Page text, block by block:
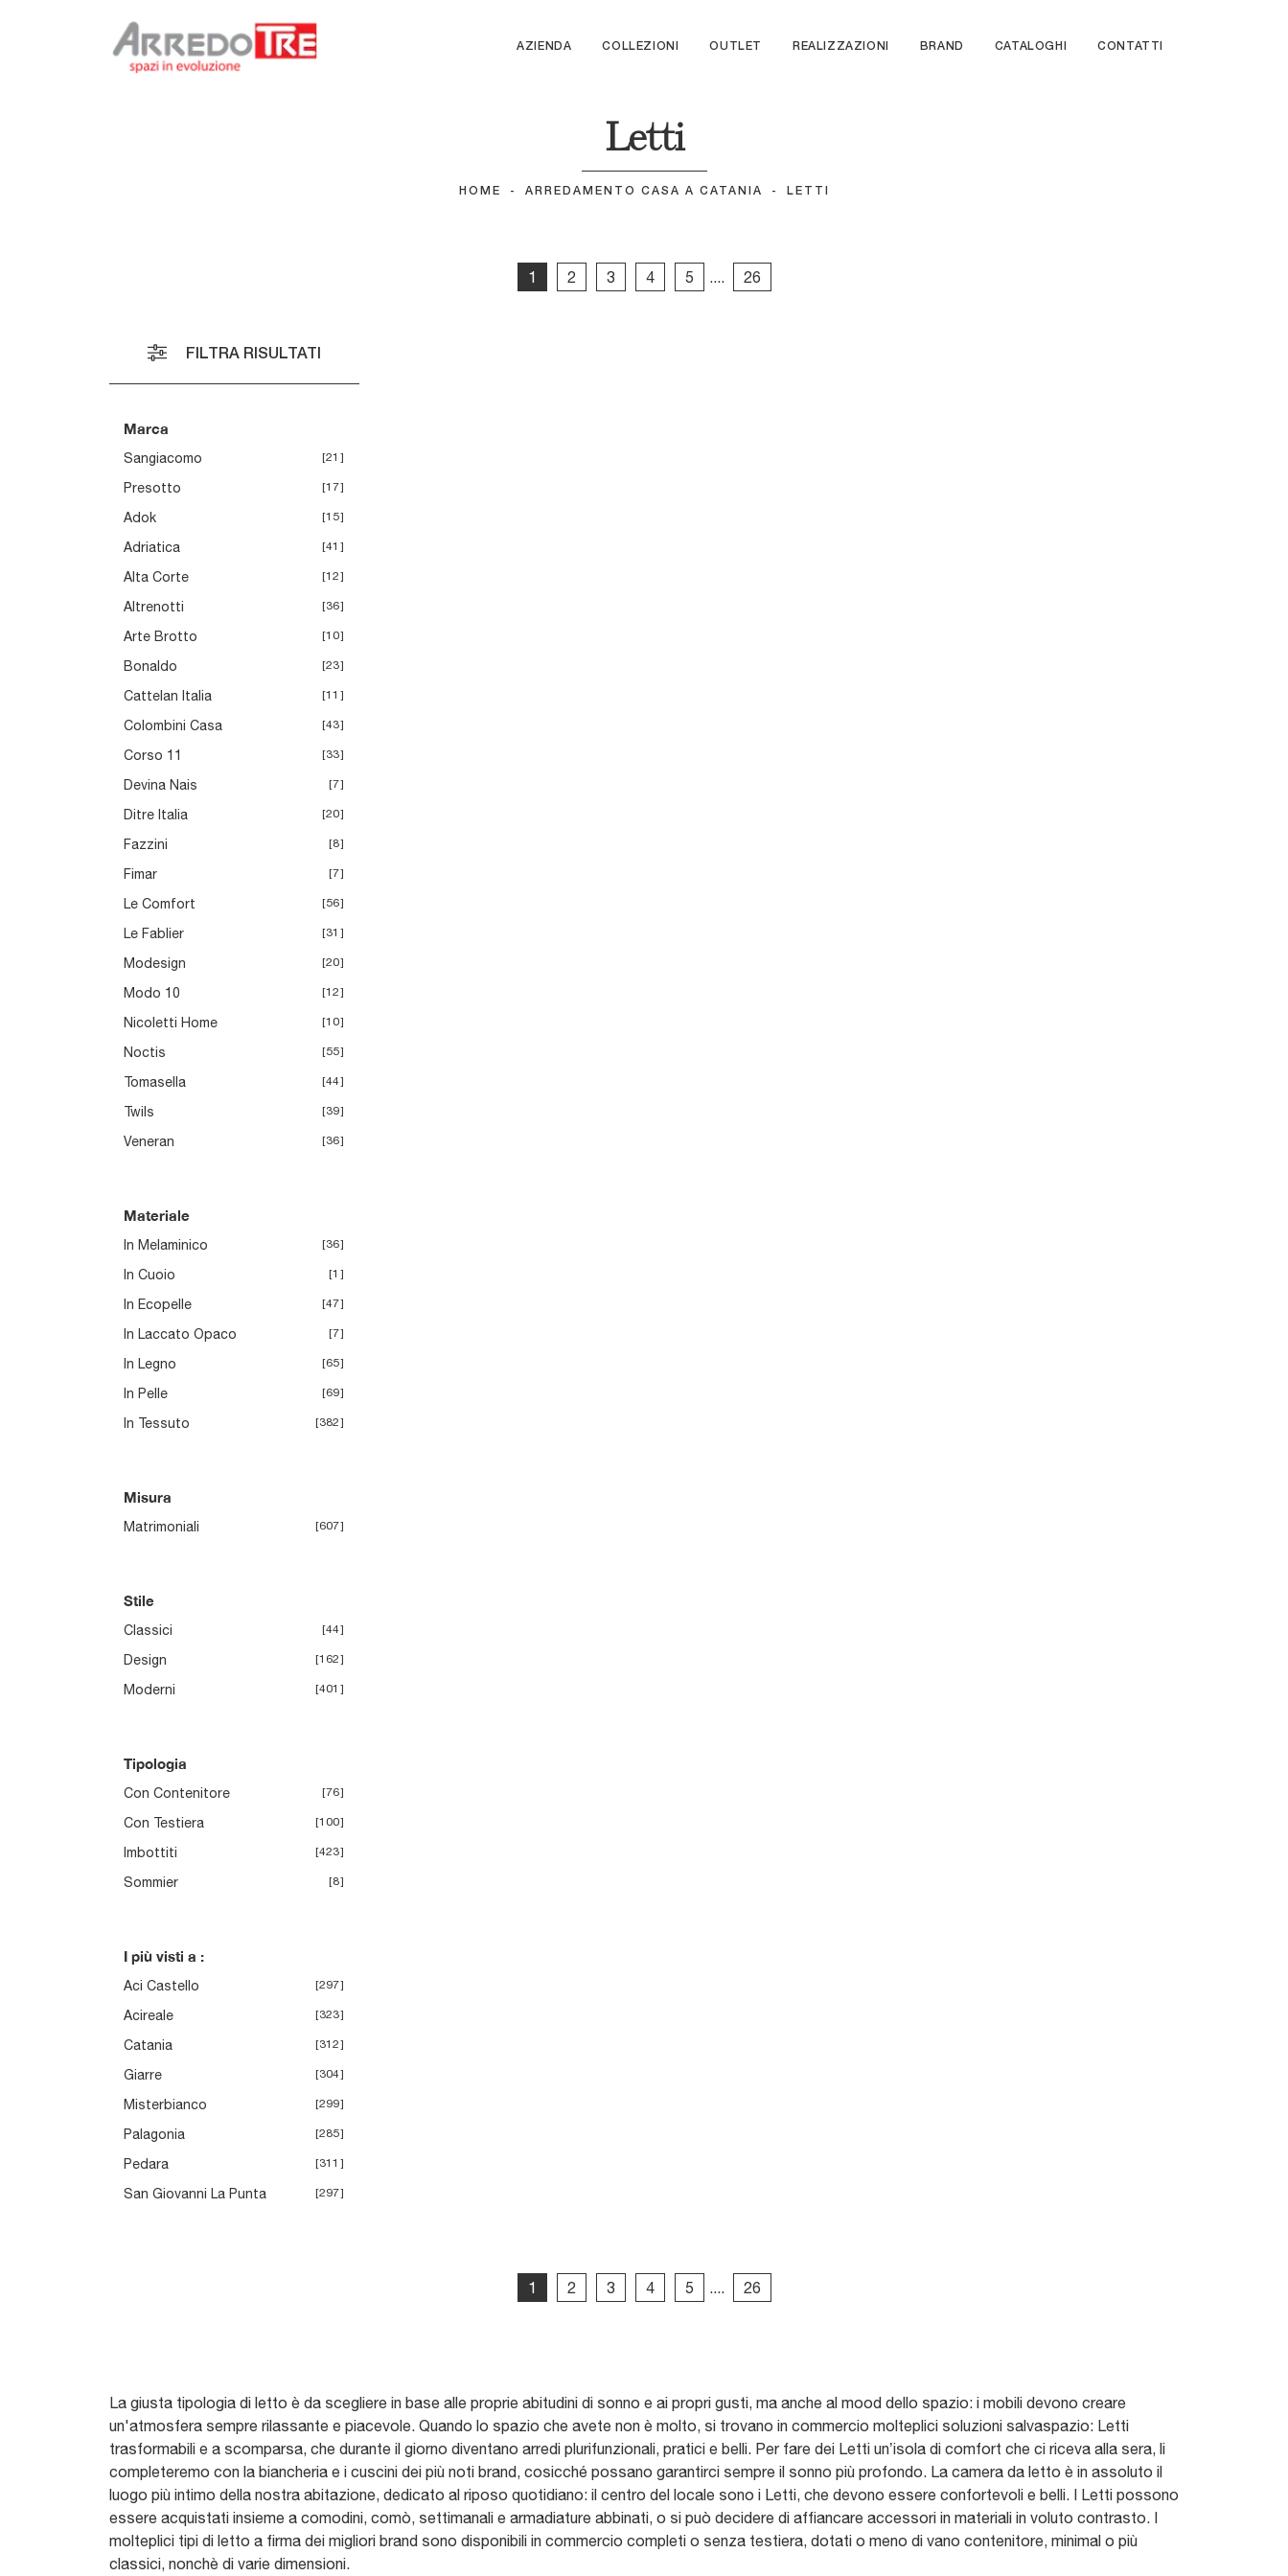
AZIENDA COLLEZIONI OUTLET REALIZZAZIONI BRAND CATALOGHI CONTATTI
Letti
HOME - ARREDAMENTO CASA A CATANIA - LETTI
1 2 3 4 5 .... 26
FILTRA RISULTATI
Marca
Sangiacomo 21
Presotto 17
Adok 15
Adriatica 41
Alta Corte 12
Altrenotti 36
Arte Brotto 10
Bonaldo 23
Cattelan Italia 11
Colombini Casa 43
Corso 11 33
Devina Nais 7
Ditre Italia 20
Fazzini 8
Fimar 7
Le Comfort 56
Le Fablier 31
Modesign 20
Modo 10 12
Nicoletti Home 10
Noctis 55
Tomasella 44
Twils 39
Veneran 36
Materiale
In Melaminico 36
In Cuoio 1
In Ecopelle 47
In Laccato Opaco 7
In Legno 65
In Pelle 69
In Tessuto 382
Misura
Matrimoniali 607
Stile
Classici 44
Design 162
Moderni 401
Tipologia
Con Contenitore 76
Con Testiera 100
Imbottiti 423
Sommier 8
I più visti a :
Aci Castello 297
Acireale 323
Catania 312
Giarre 304
Misterbianco 299
Palagonia 285
Pedara 311
San Giovanni La Punta 297
Sissi
1 2 3 4 5 .... 26
La giusta tipologia di letto è da scegliere in base alle proprie abitudini di sonno e ai propri gusti, ma anche al mood dello spazio: i mobili devono creare
un'atmosfera sempre rilassante e piacevole. Quando lo spazio che avete non è molto, si trovano in commercio molteplici soluzioni salvaspazio: Letti
trasformabili e a scomparsa, che durante il giorno diventano arredi plurifunzionali, pratici e belli. Per fare dei Letti un’isola di comfort che ci riceva alla sera, li
completeremo con la biancheria e i cuscini dei più noti brand, cosicché possano garantirci sempre il sonno più profondo. La camera da letto è in assoluto il
luogo più intimo della nostra abitazione, dedicato al riposo quotidiano: il centro del locale sono i Letti, che devono essere confortevoli e belli. I Letti possono
essere acquistati insieme a comodini, comò, settimanali e armadiature abbinati, o si può decidere di affiancare accessori in materiali in voluto contrasto. I
molteplici tipi di letto a firma dei migliori brand sono disponibili in commercio completi o senza testiera, dotati o meno di vano contenitore, minimal o più
classici, nonchè di varie dimensioni.